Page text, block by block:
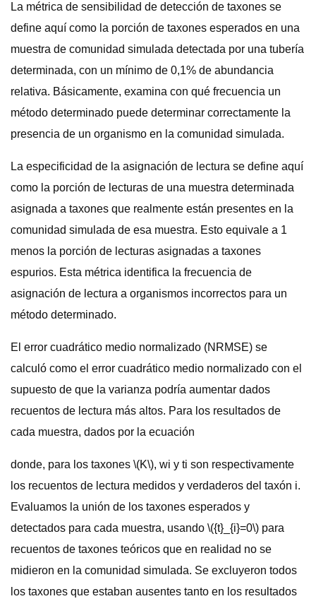
La métrica de sensibilidad de detección de taxones se
define aquí como la porción de taxones esperados en una
muestra de comunidad simulada detectada por una tubería
determinada, con un mínimo de 0,1% de abundancia
relativa. Básicamente, examina con qué frecuencia un
método determinado puede determinar correctamente la
presencia de un organismo en la comunidad simulada.
La especificidad de la asignación de lectura se define aquí
como la porción de lecturas de una muestra determinada
asignada a taxones que realmente están presentes en la
comunidad simulada de esa muestra. Esto equivale a 1
menos la porción de lecturas asignadas a taxones
espurios. Esta métrica identifica la frecuencia de
asignación de lectura a organismos incorrectos para un
método determinado.
El error cuadrático medio normalizado (NRMSE) se
calculó como el error cuadrático medio normalizado con el
supuesto de que la varianza podría aumentar dados
recuentos de lectura más altos. Para los resultados de
cada muestra, dados por la ecuación
donde, para los taxones \(K\), wi y ti son respectivamente
los recuentos de lectura medidos y verdaderos del taxón i.
Evaluamos la unión de los taxones esperados y
detectados para cada muestra, usando \({t}_{i}=0\) para
recuentos de taxones teóricos que en realidad no se
midieron en la comunidad simulada. Se excluyeron todos
los taxones que estaban ausentes tanto en los resultados